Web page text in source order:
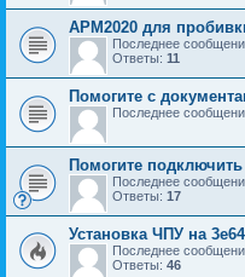
APM2020 для
Последнее
Ответы: 11
Помогите с
Последнее
Помогите подключить
Последнее
Ответы: 17
Установка ЧПУ на
Последнее
Ответы: 46